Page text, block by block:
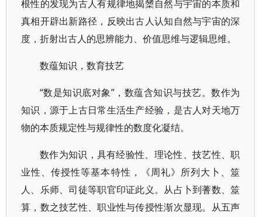
根性的发现为古人有规律地揭橥自然与宇宙的本质和
真相开辟出新路径，反映出古人认知自然与宇宙的深
度，折射出古人的思辨能力、价值思维与逻辑思维。
数蕴知识，数育技艺
“数是知识底对象”，数蕴含知识与技艺。数作为
知识，源于上古日常生活生产经验，是古人对天地万
物的本质规定性与规律性的数度化凝结。
数作为知识，具有经验性、理论性、技艺性、职
业性、传授性等基本特性，《周礼》所列大卜、筮
人、乐师、司徒等职官印证此义。从占卜到蓍数、筮
算，数之技艺性、职业性与传授性渐次显现。从五声